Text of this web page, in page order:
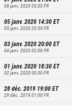
08 janv. 2020 03:30FR
05 janv. 2020 14:30ET
05 janv. 2020 20:30FR
03 janv. 2020 20:00ET
04 janv. 2020 02:00FR
01 janv. 2020 18:30ET
02 janv. 2020 00:30FR
28 déc. 2019 19:00ET
29 déc. 2019 01:00FR